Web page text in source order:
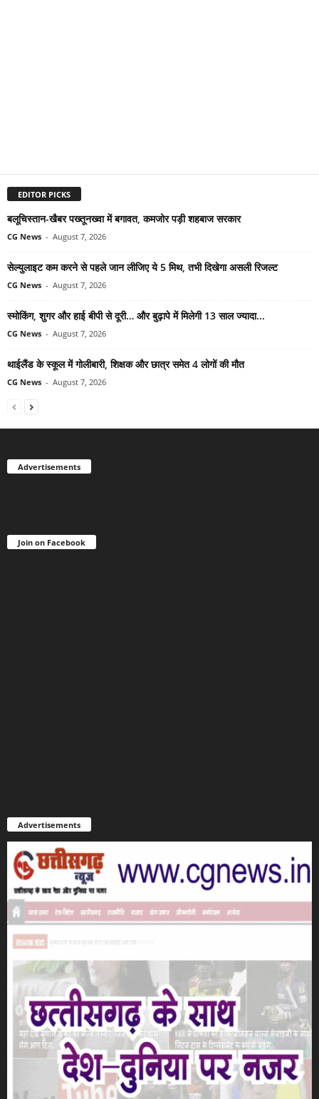
EDITOR PICKS
बलूचिस्तान-खैबर पख्तूनख्वा में बगावत, कमजोर पड़ी शहबाज सरकार
CG News - August 7, 2026
सेल्युलाइट कम करने से पहले जान लीजिए ये 5 मिथ, तभी दिखेगा असली रिजल्ट
CG News - August 7, 2026
स्मोकिंग, शुगर और हाई बीपी से दूरी… और बुढ़ापे में मिलेगी 13 साल ज्यादा...
CG News - August 7, 2026
थाईलैंड के स्कूल में गोलीबारी, शिक्षक और छात्र समेत 4 लोगों की मौत
CG News - August 7, 2026
Advertisements
Join on Facebook
Advertisements